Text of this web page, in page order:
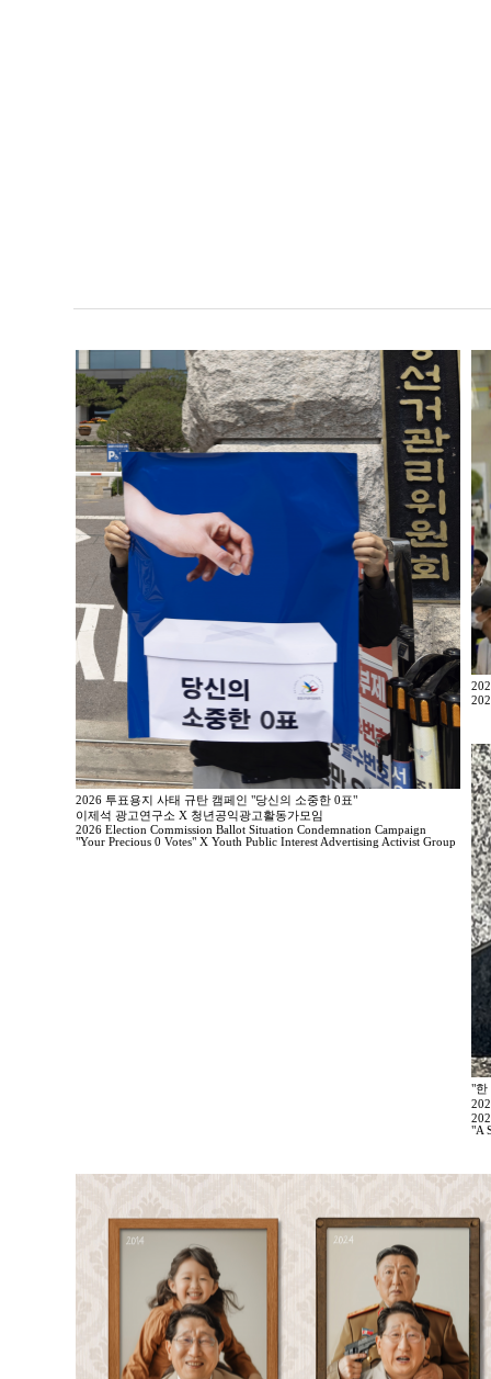
2026 투표용지 사태 규탄 캠페인 "당신의 소중한 0표"
이제석 광고연구소 X 청년공익광고활동가모임
2026 Election Commission Ballot Situation Condemnation Campaign
"Your Precious 0 Votes" X Youth Public Interest Advertising Activist Group
"한
"A